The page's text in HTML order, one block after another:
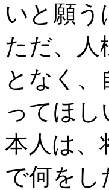
いと願う
ただ、人
となく
ってほ
本人は、
で何をし